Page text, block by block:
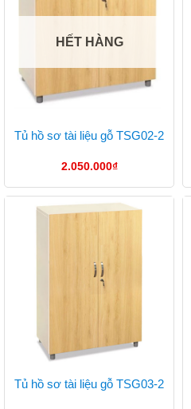
HẾT HÀNG
Tủ hồ sơ tài liệu gỗ TSG02-2
2.050.000₫
Tủ hồ sơ tài liệu gỗ TSG03-2